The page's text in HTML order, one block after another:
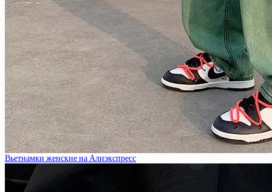
Вьетнамки женские на Алиэкспресс